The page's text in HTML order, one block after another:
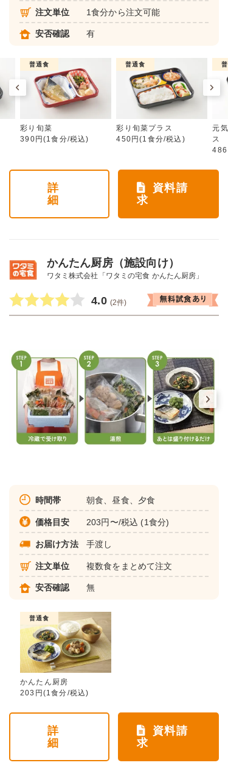
注文単位 1食分から注文可能
安否確認 有
普通食
彩り旬菜
390円(1食分/税込)
普通食
彩り旬菜プラス
450円(1食分/税込)
元
ス
詳
細
資料請
求
かんたん厨房（施設向け）
ワタミ株式会社「ワタミの宅食 かんたん厨房」
4.0 (2件)
時間帯 朝食、昼食、夕食
価格目安 203円〜/税込 (1食分)
お届け方法 手渡し
注文単位 複数食をまとめて注文
安否確認 無
普通食
かんたん厨房
203円(1食分/税込)
詳
細
資料請
求